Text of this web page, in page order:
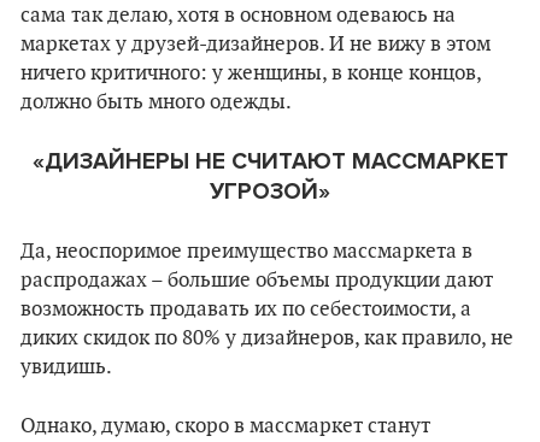
сама так делаю, хотя в основном одеваюсь на
маркетах у друзей-дизайнеров. И не вижу в этом
ничего критичного: у женщины, в конце концов,
должно быть много одежды.
«ДИЗАЙНЕРЫ НЕ СЧИТАЮТ МАССМАРКЕТ
УГРОЗОЙ»
Да, неоспоримое преимущество массмаркета в
распродажах – большие объемы продукции дают
возможность продавать их по себестоимости, а
диких скидок по 80% у дизайнеров, как правило, не
увидишь.
Однако, думаю, скоро в массмаркет станут